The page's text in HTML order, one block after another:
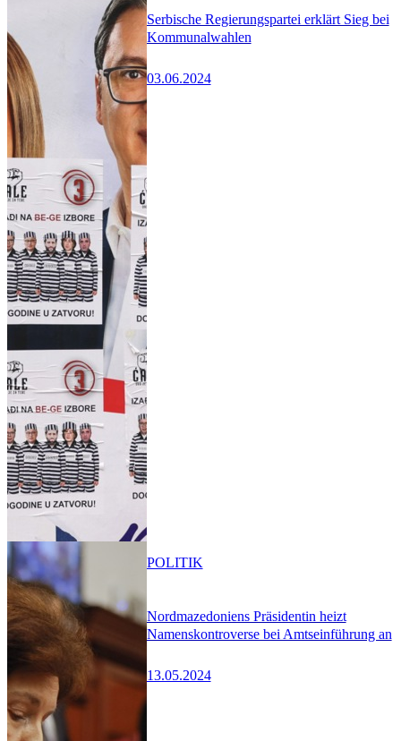
Serbische Regierungspartei erklärt Sieg bei
Kommunalwahlen
03.06.2024
Nordmazedoniens Präsidentin heizt
Namenskontroverse bei Amtseinführung an
13.05.2024
POLITIK